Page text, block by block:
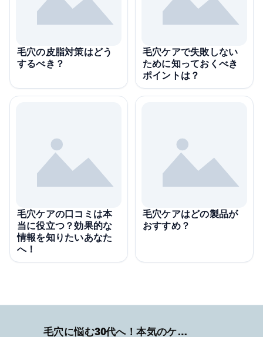
毛穴の皮脂対策はどう
するべき？
毛穴ケアで失敗しない
ために知っておくべき
ポイントは？
毛穴ケアの口コミは本
当に役立つ？効果的な
情報を知りたいあなた
へ！
毛穴ケアはどの製品が
おすすめ？
毛穴に悩む30代へ！本気のケア術特集